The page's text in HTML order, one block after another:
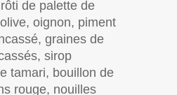
rôti de palette de
oignon, piment
graines de
sirop
tamari, bouillon de
rouge, nouilles